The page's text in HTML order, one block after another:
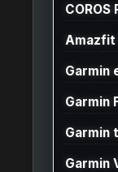
Amazfit
Garmin
Garmin
Garmin
Garmin